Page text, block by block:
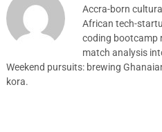
Accra-born
African tech-
coding bootcamp
match analysis
Weekend pursuits: brewing
kora.